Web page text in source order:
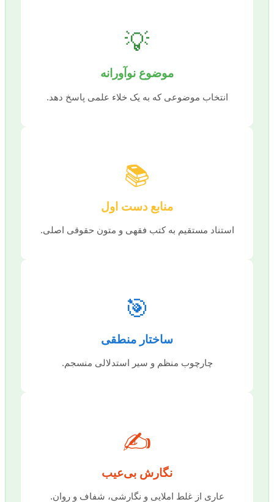
💡
موضوع نوآورانه
انتخاب موضوعی که به یک خلاء علمی پاسخ دهد.
📚
منابع دست اول
استناد مستقیم به کتب فقهی و متون حقوقی اصلی.
🎯
ساختار منطقی
چارچوب منظم و سیر استدلالی منسجم.
✍️
نگارش بی‌عیب
عاری از غلط املایی و نگارشی، شفاف و روان.